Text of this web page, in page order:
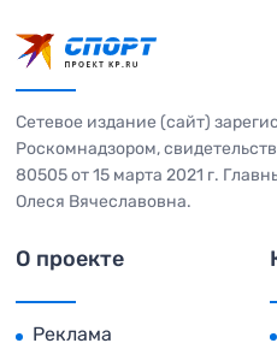
Сетевое издание (сайт)
Роскомнадзором,
80505 от 15 марта 2021 г.
Олеся Вячеславовна.
О проекте
Реклама